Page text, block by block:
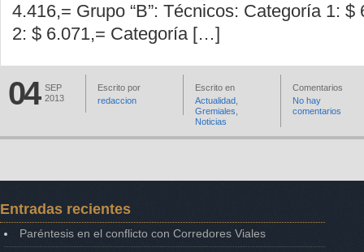
4.416,= Grupo “B”: Técnicos: Categoría 1:
2: $ 6.071,= Categoría […]
04 SEP
2013
Escrito por
redaccion
Escrito en
Actualidad
Gremiales
Noticias
Comentarios
No hay
comentarios
Entradas recientes
Paréntesis en el conflicto con Corredores Viales